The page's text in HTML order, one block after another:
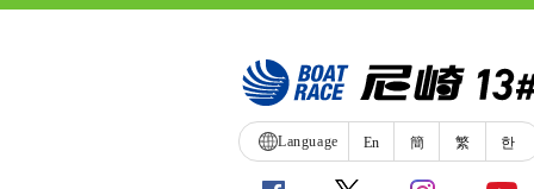
Language En 簡 繁 한